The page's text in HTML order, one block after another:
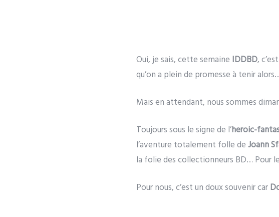
Oui, je sais, cette semaine IDDBD,
qu’on a plein de promesse à tenir
Mais en attendant, nous sommes
Toujours sous le signe de l’heroic-
l’aventure totalement folle deJoann
la folie des collectionneurs BD… Pour
Pour nous, c’est un doux souvenir car